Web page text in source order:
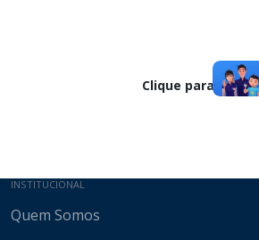
Clique para baixar
Mapa do site
INSTITUCIONAL
Quem Somos